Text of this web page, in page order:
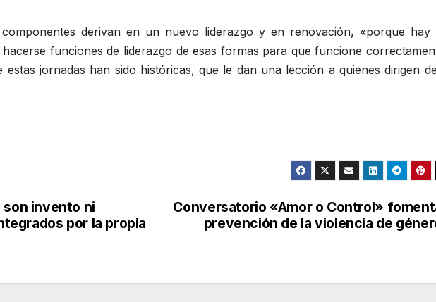
derivan en un nuevo liderazgo y en renovación, «porque hay
funciones de liderazgo de esas formas para que funcione
estas jornadas han sido históricas, que le dan una lección a quienes dirigen
Conversatorio «Amor o Control»
prevención de la violencia de
son invento ni
por la propia